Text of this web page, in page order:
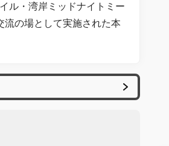
ル・湾岸ミッドナイトミー
流の場として実施された本